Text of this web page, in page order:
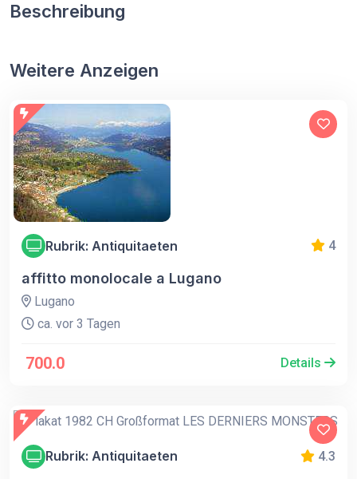
Beschreibung
Weitere Anzeigen
Rubrik: Antiquitaeten 4
affitto monolocale a Lugano
Lugano
ca. vor 3 Tagen
700.0 Details
Rubrik: Antiquitaeten 4.3